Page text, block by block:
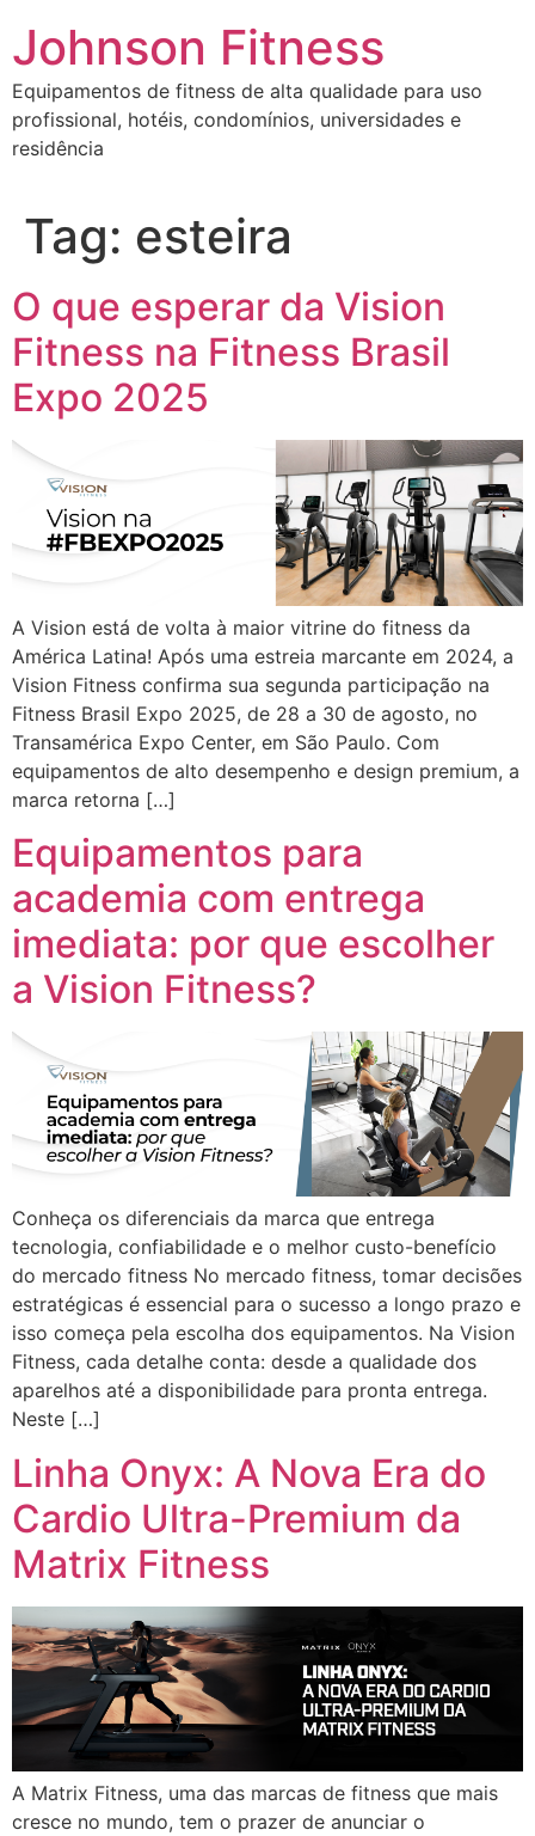
Johnson Fitness
Equipamentos de fitness de alta qualidade para uso
profissional, hotéis, condomínios, universidades e
residência
Tag: esteira
O que esperar da Vision
Fitness na Fitness Brasil
Expo 2025
A Vision está de volta à maior vitrine do fitness da
América Latina! Após uma estreia marcante em 2024, a
Vision Fitness confirma sua segunda participação na
Fitness Brasil Expo 2025, de 28 a 30 de agosto, no
Transamérica Expo Center, em São Paulo. Com
equipamentos de alto desempenho e design premium, a
marca retorna […]
Equipamentos para
academia com entrega
imediata: por que escolher
a Vision Fitness?
Conheça os diferenciais da marca que entrega
tecnologia, confiabilidade e o melhor custo-benefício
do mercado fitness No mercado fitness, tomar decisões
estratégicas é essencial para o sucesso a longo prazo e
isso começa pela escolha dos equipamentos. Na Vision
Fitness, cada detalhe conta: desde a qualidade dos
aparelhos até a disponibilidade para pronta entrega.
Neste […]
Linha Onyx: A Nova Era do
Cardio Ultra-Premium da
Matrix Fitness
A Matrix Fitness, uma das marcas de fitness que mais
cresce no mundo, tem o prazer de anunciar o